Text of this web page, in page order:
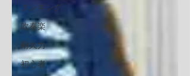
タンギング
吹奏楽
耐久力
初心者